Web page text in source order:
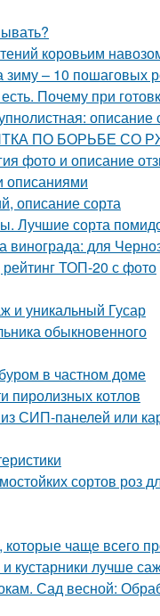
коровьим
– 10 пошаговых
Почему при
ПО БОРЬБЕ
фото и описание
описаниями
описание сорта
Лучшие сорта
винограда: для
ТОП-20 с фото
и уникальный Гусар
обыкновенного
в частном доме
пиролизных котлов
СИП-панелей или
сортов роз
чаще всего
кустарники лучше
Сад весной: